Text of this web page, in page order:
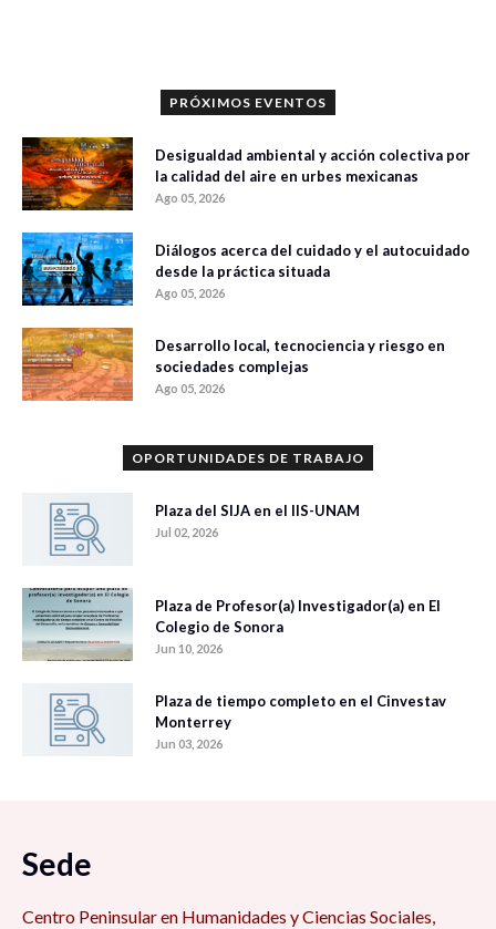
PRÓXIMOS EVENTOS
Desigualdad ambiental y acción colectiva por
la calidad del aire en urbes mexicanas
Ago 05, 2026
Diálogos acerca del cuidado y el autocuidado
desde la práctica situada
Ago 05, 2026
Desarrollo local, tecnociencia y riesgo en
sociedades complejas
Ago 05, 2026
OPORTUNIDADES DE TRABAJO
Plaza del SIJA en el IIS-UNAM
Jul 02, 2026
Plaza de Profesor(a) Investigador(a) en El
Colegio de Sonora
Jun 10, 2026
Plaza de tiempo completo en el Cinvestav
Monterrey
Jun 03, 2026
Sede
Centro Peninsular en Humanidades y Ciencias Sociales,